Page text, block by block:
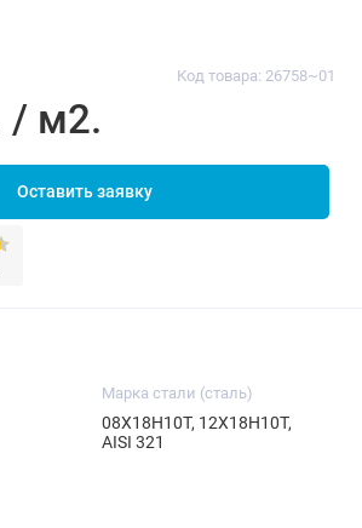
Код товара: 26758~01
/ м2.
Оставить заявку
Марка стали (сталь)
08Х18Н10Т, 12Х18Н10Т,
AISI 321